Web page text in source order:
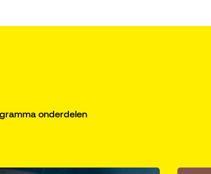
onderdelen